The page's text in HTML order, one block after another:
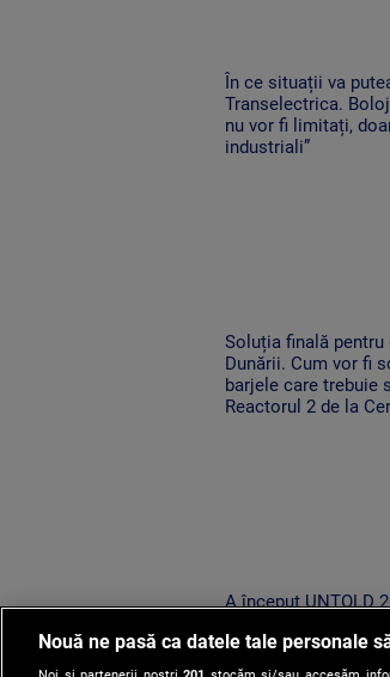
În ce situații va
Transelectrica.
nu vor fi limitați,
industriali”
Soluția finală pentru
Dunării. Cum vor fi
barjele care trebuie
Reactorul 2 de la
A început UNTOLD
nouă scene din
Nouă ne pasă ca datele tale personale